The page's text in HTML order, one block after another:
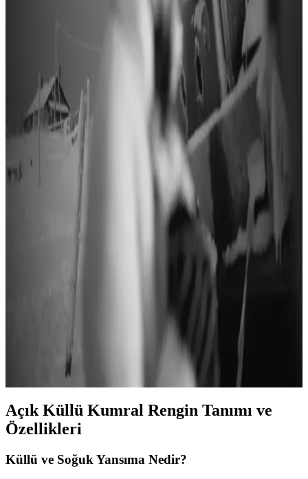
Doğal Güzelliği Vurgulayan Saç Renkleri ve Seçim
Saç rengi seçimi, doğal güzelliği ortaya çıkarmanın anahtarıdır. Ten
ve göz renklerine uygun, kişisel tarzınıza uygun saç renkleriyle
şıklığı yakalayın.
Saç Rengi Seçiminde Yüz Hatları ve Ten Tonunun
Etkileri ve Uyumunun Önemi
Saç rengi seçimi, yüz hatları ve ten tonuna göre yapılmalıdır. Koyu
renkler yüz hatlarını belirginleştirirken, açık tonlar cildi yumuşatır ve
bazen solgunluk yaratabilir. Alt ton uyumu doğal görünümü sağlar.
Doğal Görünüm ve Kalıcı Saç Boyası: Güncel
Trendler ve Kullanım İpuçları
Doğal görünüm ve kalıcılık, saç boyası seçiminde önemli
kriterlerdir. Bu makalede, doğru ürün seçimi, kullanım ipuçları ve
saç sağlığını koruma yolları detaylı şekilde anlatılmaktadır.
Bal Köpüğü Saç Rengi Tonları: Mevcut Veriler ve
Bilgi Eksikliklerinin Değerlendirilmesi
bulunmamakla birlikte, mevcut veriler sağlık hizmetleri ve assisted
living tesislerine odaklanıyor. Bu durum, saç rengi konusundaki
bilgi eksikliğini ortaya koyuyor.
Açık Küllü Kumral Rengin Tanımı ve
Özellikleri
Küllü ve Soğuk Yansıma Nedir?